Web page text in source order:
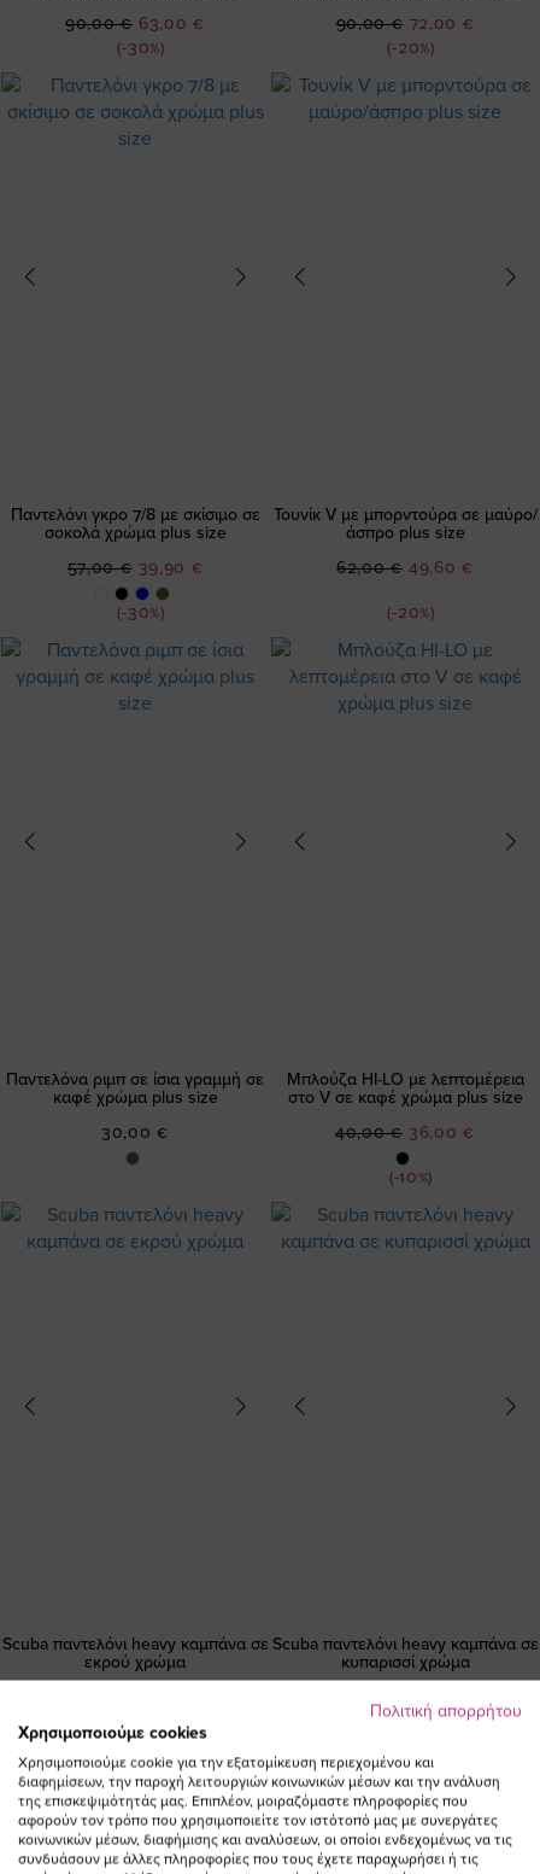
(-30%)
Ειδική
Τιμή
63,00 €
90,00 €
(-20%)
Ειδική
Τιμή
72,00 €
90,00 €
Παντελόνι γκρο 7/8 με σκίσιμο σε
σοκολά χρώμα plus size
(-30%)
Ειδική
Τιμή
39,90 €
57,00 €
Τουνίκ V με μπορντούρα σε μαύρο/
άσπρο plus size
(-20%)
Ειδική
49,60 €
62,00 €
Παντελόνα ριμπ σε ίσια γραμμή σε
καφέ χρώμα plus size
30,00 €
Μπλούζα HI-LO με λεπτομέρεια
στο V σε καφέ χρώμα plus size
(-10%)
Ειδική
Τιμή
36,00 €
40,00 €
Scuba παντελόνι heavy καμπάνα σε
εκρού χρώμα
Scuba παντελόνι heavy καμπάνα σε
κυπαρισσί χρώμα
Πολιτική απορρήτου
Χρησιμοποιούμε cookies
Χρησιμοποιούμε cookie για την εξατομίκευση περιεχομένου και
διαφημίσεων, την παροχή λειτουργιών κοινωνικών μέσων και την ανάλυση
της επισκεψιμότητάς μας. Επιπλέον, μοιραζόμαστε πληροφορίες που
αφορούν τον τρόπο που χρησιμοποιείτε τον ιστότοπό μας με συνεργάτες
κοινωνικών μέσων, διαφήμισης και αναλύσεων, οι οποίοι ενδεχομένως να τις
συνδυάσουν με άλλες πληροφορίες που τους έχετε παραχωρήσει ή τις